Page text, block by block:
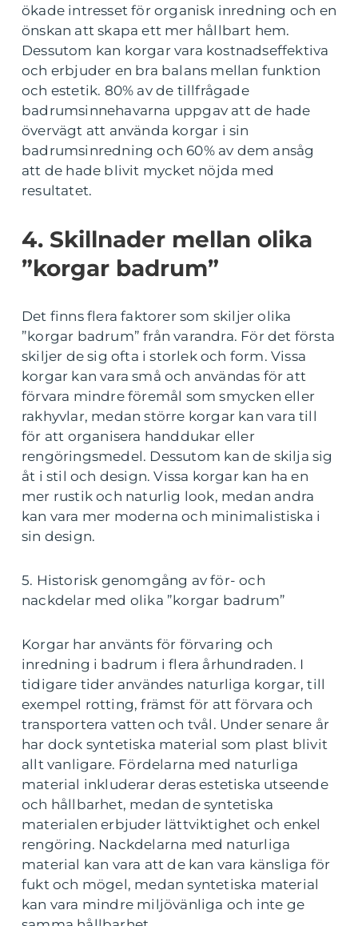
ökade intresset för organisk inredning och en
önskan att skapa ett mer hållbart hem.
Dessutom kan korgar vara kostnadseffektiva
och erbjuder en bra balans mellan funktion
och estetik. 80% av de tillfrågade
badrumsinnehavarna uppgav att de hade
övervägt att använda korgar i sin
badrumsinredning och 60% av dem ansåg
att de hade blivit mycket nöjda med
resultatet.
4. Skillnader mellan olika
”korgar badrum”
Det finns flera faktorer som skiljer olika
”korgar badrum” från varandra. För det första
skiljer de sig ofta i storlek och form. Vissa
korgar kan vara små och användas för att
förvara mindre föremål som smycken eller
rakhyvlar, medan större korgar kan vara till
för att organisera handdukar eller
rengöringsmedel. Dessutom kan de skilja sig
åt i stil och design. Vissa korgar kan ha en
mer rustik och naturlig look, medan andra
kan vara mer moderna och minimalistiska i
sin design.
5. Historisk genomgång av för- och
nackdelar med olika ”korgar badrum”
Korgar har använts för förvaring och
inredning i badrum i flera århundraden. I
tidigare tider användes naturliga korgar, till
exempel rotting, främst för att förvara och
transportera vatten och tvål. Under senare år
har dock syntetiska material som plast blivit
allt vanligare. Fördelarna med naturliga
material inkluderar deras estetiska utseende
och hållbarhet, medan de syntetiska
materialen erbjuder lättviktighet och enkel
rengöring. Nackdelarna med naturliga
material kan vara att de kan vara känsliga för
fukt och mögel, medan syntetiska material
kan vara mindre miljövänliga och inte ge